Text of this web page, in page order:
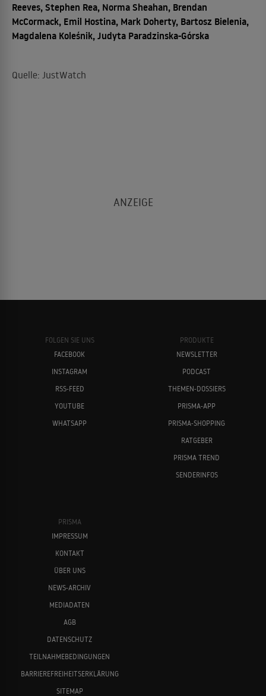
Reeves, Stephen Rea, Norma Sheahan, Brendan
McCormack, Emil Hostina, Mark Doherty, Bartosz Bielenia,
Magdalena Koleśnik, Judyta Paradzinska-Górska
Quelle: JustWatch
FOLGEN SIE UNS
FACEBOOK
INSTAGRAM
RSS-FEED
YOUTUBE
WHATSAPP
PRODUKTE
NEWSLETTER
PODCAST
THEMEN-DOSSIERS
PRISMA-APP
PRISMA-SHOPPING
RATGEBER
PRISMA TREND
SENDERINFOS
PRISMA
IMPRESSUM
KONTAKT
ÜBER UNS
NEWS-ARCHIV
MEDIADATEN
AGB
DATENSCHUTZ
TEILNAHMEBEDINGUNGEN
BARRIEREFREIHEITSERKLÄRUNG
SITEMAP